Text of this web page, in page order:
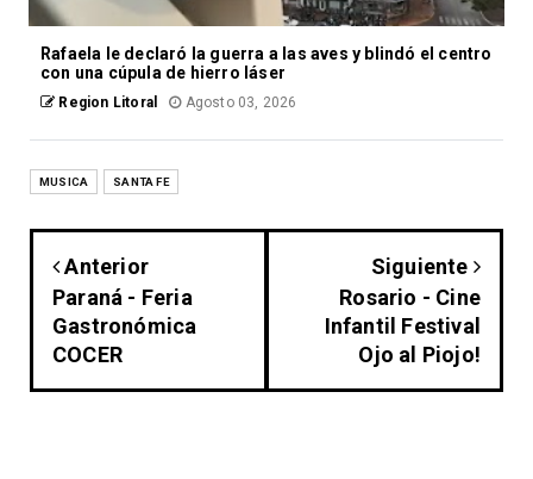
Rafaela le declaró la guerra a las aves y blindó el centro
con una cúpula de hierro láser
Region Litoral Agosto 03, 2026
MUSICA SANTA FE
Anterior
Paraná - Feria
Gastronómica
COCER
Siguiente
Rosario - Cine
Infantil Festival
Ojo al Piojo!